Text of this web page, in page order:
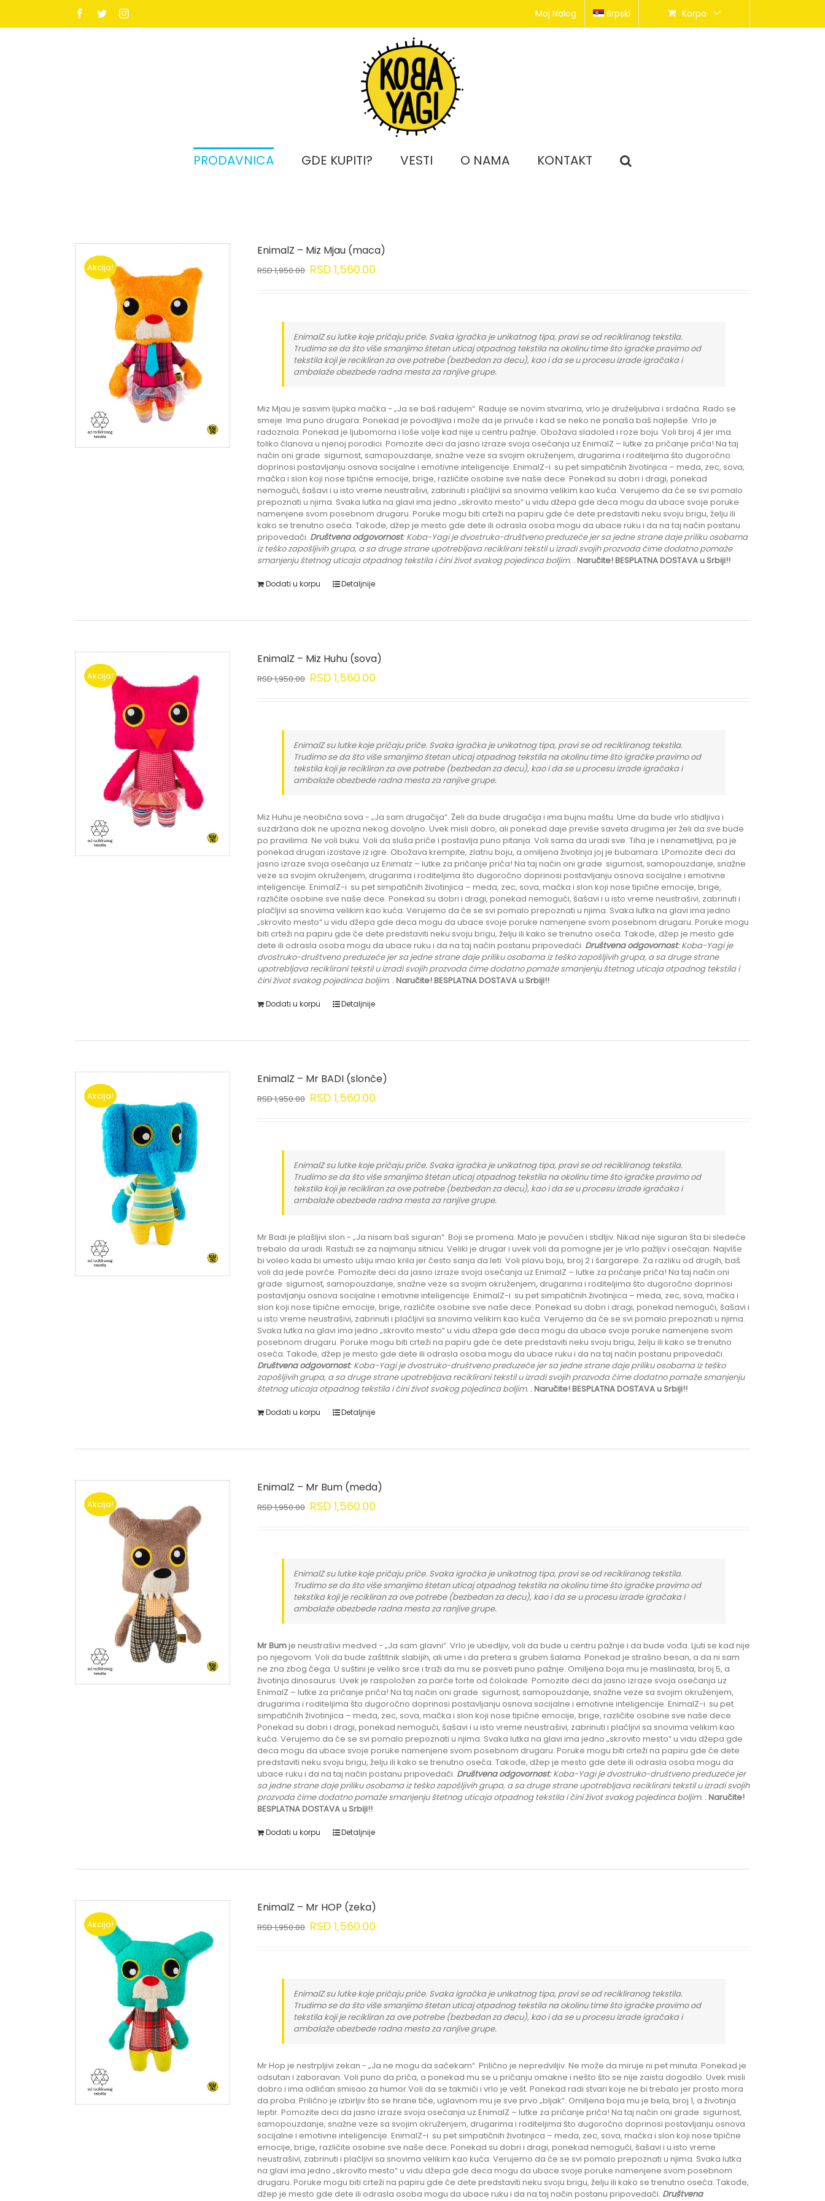
Facebook
TwitterInstagram Moj Nalog Srpski Korpa
PRODAVNICA GDE KUPITI? VESTI O NAMA KONTAKT
Akcija!
EnimalZ – Miz Mjau (maca)
RSD1,950.00 RSD 1,560.00
EnimalZ su lutke koje pričaju priče. Svaka igračka je unikatnog tipa, pravi se od recikliranog tekstila.
Trudimo se da što više smanjimo štetan uticaj otpadnog tekstila na okolinu time što igračke pravimo od
tekstila koji je recikliran za ove potrebe (bezbedan za decu), kao i da se u procesu izrade igračaka i
ambalaže obezbede radna mesta za ranjive grupe.
Miz Mjau je sasvim ljupka mačka - „Ja se baš radujem“. Raduje se novim stvarima, vrlo je druželjubiva i srdačna. Rado se
smeje. Ima puno drugara. Ponekad je povodljiva i može da je privuče i kad se neko ne ponaša baš najlepše. Vrlo je
radoznala. Ponekad je ljubomorna i loše volje kad nije u centru pažnje. Obožava sladoled i roze boju. Voli broj 4 jer ima
toliko članova u njenoj porodici. Pomozite deci da jasno izraze svoja osećanja uz EnimalZ – lutke za pričanje priča! Na taj
način oni grade sigurnost, samopouzdanje, snažne veze sa svojim okruženjem, drugarima i roditeljima što dugoročno
doprinosi postavljanju osnova socijalne i emotivne inteligencije. EnimalZ-i su pet simpatičnih životinjica – meda, zec, sova,
mačka i slon koji nose tipične emocije, brige, različite osobine sve naše dece. Ponekad su dobri i dragi, ponekad
nemogući, šašavi i u isto vreme neustrašivi, zabrinuti i plačljivi sa snovima velikim kao kuća. Verujemo da će se svi pomalo
prepoznati u njima. Svaka lutka na glavi ima jedno „skrovito mesto“ u vidu džepa gde deca mogu da ubace svoje poruke
namenjene svom posebnom drugaru. Poruke mogu biti crteži na papiru gde će dete predstaviti neku svoju brigu, želju ili
kako se trenutno oseća. Takođe, džep je mesto gde dete ili odrasla osoba mogu da ubace ruku i da na taj način postanu
pripovedači. Društvena odgovornost: Koba-Yagi je dvostruko-društveno preduzeće jer sa jedne strane daje prilikuosobama
iz teško zapošljivih grupa, a sa druge strane upotrebljava reciklirani tekstil u izradi svojih prozvoda čime dodatno pomaže
smanjenju štetnog uticaja otpadnog tekstila i čini život svakog pojedinca boljim..Naručite! BESPLATNA DOSTAVA u Srbiji!!
Dodati u korpu Detaljnije
Akcija!
EnimalZ – Miz Huhu (sova)
RSD1,950.00 RSD 1,560.00
EnimalZ su lutke koje pričaju priče. Svaka igračka je unikatnog tipa, pravi se od recikliranog tekstila.
Trudimo se da što više smanjimo štetan uticaj otpadnog tekstila na okolinu time što igračke pravimo od
tekstila koji je recikliran za ove potrebe (bezbedan za decu), kao i da se u procesu izrade igračaka i
ambalaže obezbede radna mesta za ranjive grupe.
Miz Huhu je neobična sova - „Ja sam drugačija“. Želi da bude drugačija i ima bujnu maštu. Ume da bude vrlo stidljiva i
suzdržana dok ne upozna nekog dovoljno. Uvek misli dobro, ali ponekad daje previše saveta drugima jer želi da sve bude
po pravilima. Ne voli buku. Voli da sluša priče i postavlja puno pitanja. Voli sama da uradi sve. Tiha je i nenametljiva, pa je
ponekad drugari izostave iz igre. Obožava krempite, zlatnu boju, a omiljena životinja joj je bubamara. LPomozite deci da
jasno izraze svoja osećanja uz Enimalz – lutke za pričanje priča! Na taj način oni grade sigurnost, samopouzdanje, snažne
veze sa svojim okruženjem, drugarima i roditeljima što dugoročno doprinosi postavljanju osnova socijalne i emotivne
inteligencije. EnimalZ-i su pet simpatičnih životinjica – meda, zec, sova, mačka i slon koji nose tipične emocije, brige,
različite osobine sve naše dece. Ponekad su dobri i dragi, ponekad nemogući, šašavi i u isto vreme neustrašivi, zabrinuti i
plačljivi sa snovima velikim kao kuća. Verujemo da će se svi pomalo prepoznati u njima. Svaka lutka na glavi ima jedno
„skrovito mesto“ u vidu džepa gde deca mogu da ubace svoje poruke namenjene svom posebnom drugaru. Poruke mogu
biti crteži na papiru gde će dete predstaviti neku svoju brigu, želju ili kako se trenutno oseća. Takođe, džep je mesto gde
dete ili odrasla osoba mogu da ubace ruku i da na taj način postanu pripovedači. Društvena odgovornost: Koba-Yagi je
dvostruko-društveno preduzeće jer sa jedne strane daje prilikuosobama iz teško zapošljivih grupa, a sa druge strane
upotrebljava reciklirani tekstil u izradi svojih prozvoda čime dodatno pomaže smanjenju štetnog uticaja otpadnog tekstila i
čini život svakog pojedinca boljim..Naručite! BESPLATNA DOSTAVA u Srbiji!!
Dodati u korpu Detaljnije
Akcija!
EnimalZ – Mr BADI (slonče)
RSD1,950.00 RSD 1,560.00
EnimalZ su lutke koje pričaju priče. Svaka igračka je unikatnog tipa, pravi se od recikliranog tekstila.
Trudimo se da što više smanjimo štetan uticaj otpadnog tekstila na okolinu time što igračke pravimo od
tekstila koji je recikliran za ove potrebe (bezbedan za decu), kao i da se u procesu izrade igračaka i
ambalaže obezbede radna mesta za ranjive grupe.
Mr Badi je plašljivi slon - „Ja nisam baš siguran“. Boji se promena. Malo je povučen i stidljiv. Nikad nije siguran šta bi sledeće
trebalo da uradi. Rastuži se za najmanju sitnicu. Veliki je drugar i uvek voli da pomogne jer je vrlo pažljiv i osećajan. Najviše
bi voleo kada bi umesto ušiju imao krila jer često sanja da leti. Voli plavu boju, broj 2 i šargarepe. Za razliku od drugih, baš
voli da jede povrće. Pomozite deci da jasno izraze svoja osećanja uz EnimalZ – lutke za pričanje priča! Na taj način oni
grade sigurnost, samopouzdanje, snažne veze sa svojim okruženjem, drugarima i roditeljima što dugoročno doprinosi
postavljanju osnova socijalne i emotivne inteligencije. EnimalZ-i su pet simpatičnih životinjica – meda, zec, sova, mačka i
slon koji nose tipične emocije, brige, različite osobine sve naše dece. Ponekad su dobri i dragi, ponekad nemogući, šašavi i
u isto vreme neustrašivi, zabrinuti i plačljivi sa snovima velikim kao kuća. Verujemo da će se svi pomalo prepoznati u njima.
Svaka lutka na glavi ima jedno „skrovito mesto“ u vidu džepa gde deca mogu da ubace svoje poruke namenjene svom
posebnom drugaru. Poruke mogu biti crteži na papiru gde će dete predstaviti neku svoju brigu, želju ili kako se trenutno
oseća. Takođe, džep je mesto gde dete ili odrasla osoba mogu da ubace ruku i da na taj način postanu pripovedači.
Društvena odgovornost: Koba-Yagi je dvostruko-društveno preduzeće jer sa jedne strane daje prilikuosobama iz teško
zapošljivih grupa, a sa druge strane upotrebljava reciklirani tekstil u izradi svojih prozvoda čime dodatno pomaže smanjenju
štetnog uticaja otpadnog tekstila i čini život svakog pojedinca boljim..Naručite! BESPLATNA DOSTAVA u Srbiji!!
Dodati u korpu Detaljnije
Akcija!
EnimalZ – Mr Bum (meda)
RSD1,950.00 RSD 1,560.00
EnimalZ su lutke koje pričaju priče. Svaka igračka je unikatnog tipa, pravi se od recikliranog tekstila.
Trudimo se da što više smanjimo štetan uticaj otpadnog tekstila na okolinu time što igračke pravimo od
tekstika koji je recikliran za ove potrebe (bezbedan za decu), kao i da se u procesu izrade igračaka i
ambalaže obezbede radna mesta za ranjive grupe.
Mr Bumje neustrašivi medved - „Ja sam glavni“. Vrlo je ubedljiv, voli da bude u centru pažnje i da bude vođa. Ljuti se kad nije
po njegovom. Voli da bude zaštitnik slabijih, ali ume i da pretera s grubim šalama. Ponekad je strašno besan, a da ni sam
ne zna zbog čega. U suštini je veliko srce i traži da mu se posveti puno pažnje. Omiljena boja mu je maslinasta, broj 5, a
životinja dinosaurus. Uvek je raspoložen za parče torte od čolokade. Pomozite deci da jasno izraze svoja osećanja uz
EnimalZ – lutke za pričanje priča! Na taj način oni grade sigurnost, samopouzdanje, snažne veze sa svojim okruženjem,
drugarima i roditeljima što dugoročno doprinosi postavljanju osnova socijalne i emotivne inteligencije. EnimalZ-i su pet
simpatičnih životinjica – meda, zec, sova, mačka i slon koji nose tipične emocije, brige, različite osobine sve naše dece.
Ponekad su dobri i dragi, ponekad nemogući, šašavi i u isto vreme neustrašivi, zabrinuti i plačljivi sa snovima velikim kao
kuća. Verujemo da će se svi pomalo prepoznati u njima. Svaka lutka na glavi ima jedno „skrovito mesto“ u vidu džepa gde
deca mogu da ubace svoje poruke namenjene svom posebnom drugaru. Poruke mogu biti crteži na papiru gde će dete
predstaviti neku svoju brigu, želju ili kako se trenutno oseća. Takođe, džep je mesto gde dete ili odrasla osoba mogu da
ubace ruku i da na taj način postanu pripovedači. Društvena odgovornost: Koba-Yagi je dvostruko-društveno preduzeće jer
sa jedne strane daje prilikuosobama iz teško zapošljivih grupa, a sa druge strane upotrebljava reciklirani tekstil u izradi svojih
prozvoda čime dodatno pomaže smanjenju štetnog uticaja otpadnog tekstila i čini život svakog pojedinca boljim..Naručite!
BESPLATNA DOSTAVA u Srbiji!!
Dodati u korpu Detaljnije
Akcija!
EnimalZ – Mr HOP (zeka)
RSD1,950.00 RSD 1,560.00
EnimalZ su lutke koje pričaju priče. Svaka igračka je unikatnog tipa, pravi se od recikliranog tekstila.
Trudimo se da što više smanjimo štetan uticaj otpadnog tekstila na okolinu time što igračke pravimo od
tekstila koji je recikliran za ove potrebe (bezbedan za decu), kao i da se u procesu izrade igračaka i
ambalaže obezbede radna mesta za ranjive grupe.
Mr Hop je nestrpljivi zekan - „Ja ne mogu da sačekam“. Prilično je nepredviljiv. Ne može da miruje ni pet minuta. Ponekad je
odsutan i zaboravan. Voli puno da priča, a ponekad mu se u pričanju omakne i nešto što se nije zaista dogodilo. Uvek misli
dobro i ima odličan smisao za humor.Voli da se takmiči i vrlo je vešt. Ponekad radi stvari koje ne bi trebalo jer prosto mora
da proba. Prilično je izbirljiv što se hrane tiče, uglavnom mu je sve prvo „bljak“. Omiljena boja mu je bela, broj 1, a životinja
leptir. Pomozite deci da jasno izraze svoja osećanja uz EnimalZ – lutke za pričanje priča! Na taj način oni grade sigurnost,
samopouzdanje, snažne veze sa svojim okruženjem, drugarima i roditeljima što dugoročno doprinosi postavljanju osnova
socijalne i emotivne inteligencije. EnimalZ-i su pet simpatičnih životinjica – meda, zec, sova, mačka i slon koji nose tipične
emocije, brige, različite osobine sve naše dece. Ponekad su dobri i dragi, ponekad nemogući, šašavi i u isto vreme
neustrašivi, zabrinuti i plačljivi sa snovima velikim kao kuća. Verujemo da će se svi pomalo prepoznati u njima. Svaka lutka
na glavi ima jedno „skrovito mesto“ u vidu džepa gde deca mogu da ubace svoje poruke namenjene svom posebnom
drugaru. Poruke mogu biti crteži na papiru gde će dete predstaviti neku svoju brigu, želju ili kako se trenutno oseća. Takođe,
džep je mesto gde dete ili odrasla osoba mogu da ubace ruku i da na taj način postanu pripovedači. Društvena